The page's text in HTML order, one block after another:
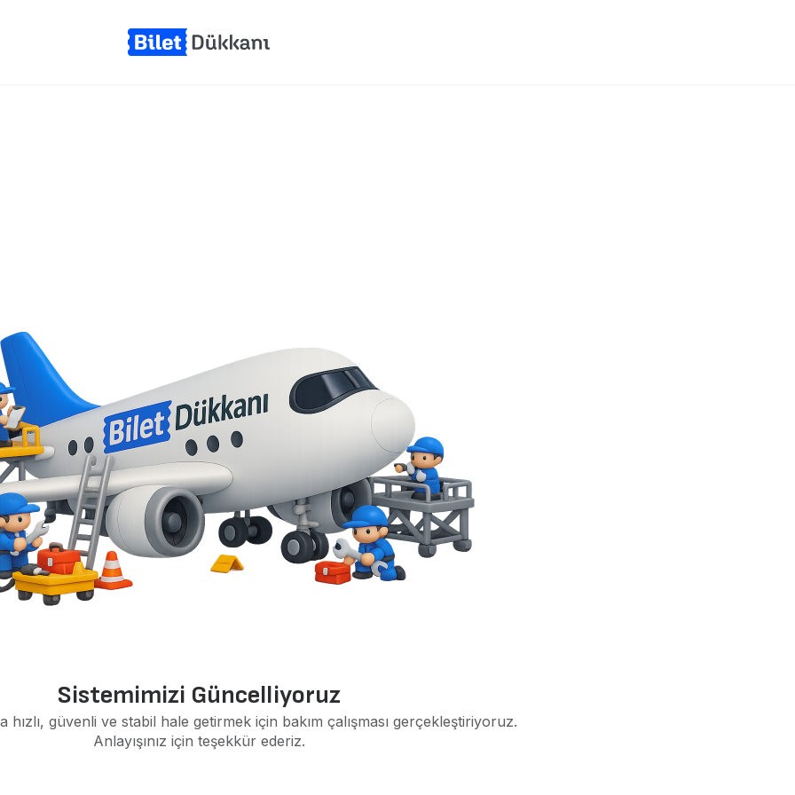
Sistemimizi Güncelliyoruz
hızlı, güvenli ve stabil hale getirmek için bakım çalışması gerçekleştiriyoruz.
Anlayışınız için teşekkür ederiz.